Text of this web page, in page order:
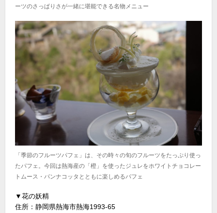
ーツのさっぱりさが一緒に堪能できる名物メニュー
「季節のフルーツパフェ」は、その時々の旬のフルーツをたっぷり使っ
たパフェ。今回は熱海産の「橙」を使ったジュレをホワイトチョコレー
トムース・パンナコッタとともに楽しめるパフェ
▼花の妖精
住所：静岡県熱海市熱海1993-65